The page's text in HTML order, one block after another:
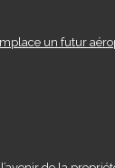
un futur